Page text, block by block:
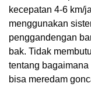
kecepatan 4-6 km/
menggunakan
penggandengan
bak. Tidak
tentang bagaimana
bisa meredam